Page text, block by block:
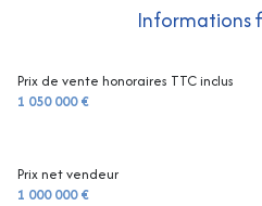
cuisine séparée (équipée)
exposition Sud
Informations
Prix de vente honoraires TTC inclus
1 050 000 €
Prix net vendeur
1 000 000 €